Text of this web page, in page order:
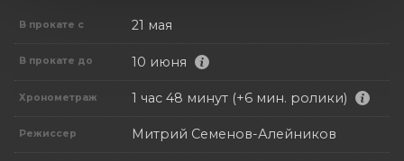
В прокате с 21 мая
В прокате до 10 июня
Хронометраж 1 час 48 минут (+6 мин. ролики)
Режиссер Митрий Семенов-Алейников